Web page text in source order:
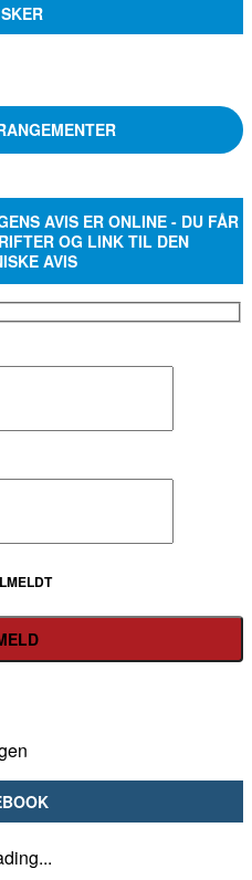
AVIS ER ONLINE - DU FÅR
OG LINK TIL DEN
AVIS